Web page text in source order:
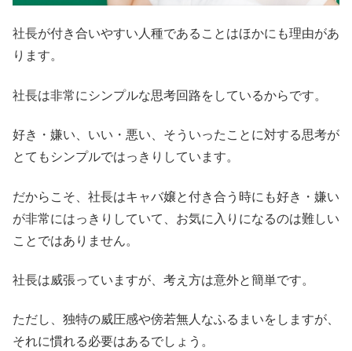
社長が付き合いやすい人種であることはほかにも理由があ
ります。
社長は非常にシンプルな思考回路をしているからです。
好き・嫌い、いい・悪い、そういったことに対する思考が
とてもシンプルではっきりしています。
だからこそ、社長はキャバ嬢と付き合う時にも好き・嫌い
が非常にはっきりしていて、お気に入りになるのは難しい
ことではありません。
社長は威張っていますが、考え方は意外と簡単です。
ただし、独特の威圧感や傍若無人なふるまいをしますが、
それに慣れる必要はあるでしょう。